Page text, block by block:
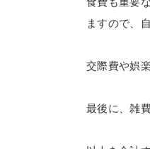
ますので、
交際費や娯
最後に、雑